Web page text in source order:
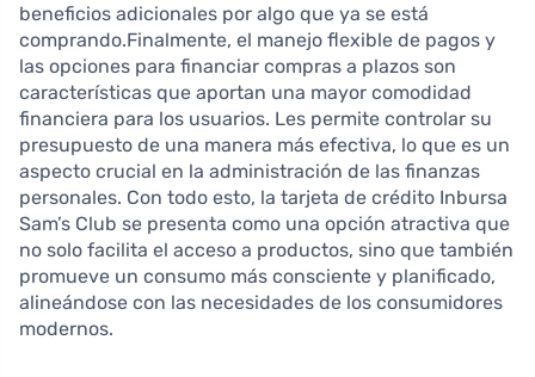
beneficios adicionales por algo que ya se está
comprando.Finalmente, el manejo flexible de pagos y
las opciones para financiar compras a plazos son
características que aportan una mayor comodidad
financiera para los usuarios. Les permite controlar su
presupuesto de una manera más efectiva, lo que es un
aspecto crucial en la administración de las finanzas
personales. Con todo esto, la tarjeta de crédito Inbursa
Sam’s Club se presenta como una opción atractiva que
no solo facilita el acceso a productos, sino que también
promueve un consumo más consciente y planificado,
alineándose con las necesidades de los consumidores
modernos.